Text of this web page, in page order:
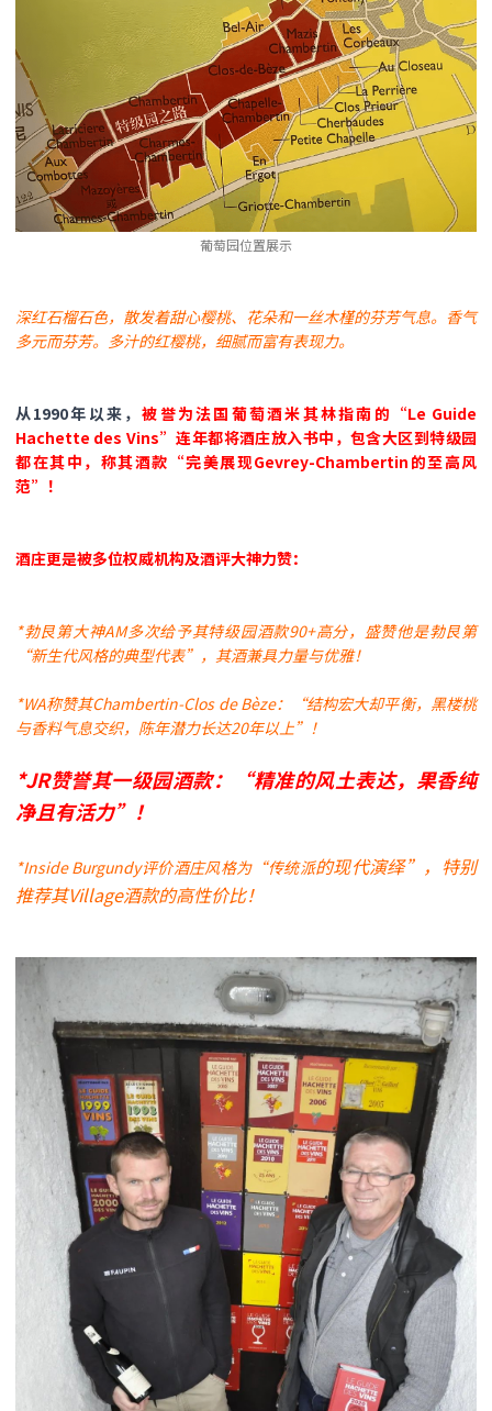
葡萄园位置展示
深红石榴石色，散发着甜心樱桃、花朵和一丝木槿的芬芳气息。香气
多元而芬芳。多汁的红樱桃，细腻而富有表现力。
从1990年以来，被誉为法国葡萄酒米其林指南的“Le Guide
Hachette des Vins”连年都将酒庄放入书中，包含大区到特级园
都在其中，称其酒款“完美展现Gevrey-Chambertin的至高风
范”！
酒庄更是被多位权威机构及酒评大神力赞：
*勃艮第大神AM多次给予其特级园酒款90+高分，盛赞他是勃艮第
“新生代风格的典型代表”，其酒兼具力量与优雅！
*WA称赞其Chambertin-Clos de Bèze：“结构宏大却平衡，黑楼桃
与香料气息交织，陈年潜力长达20年以上”！
*JR赞誉其一级园酒款：“精准的风土表达，果香纯
净且有活力”！
*Inside Burgundy评价酒庄风格为“传统派的现代演绎”，特别
推荐其Village酒款的高性价比！